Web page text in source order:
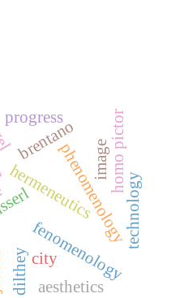
diltheyfenomenology
hermeneutics
phenomenology
brentano
technology
progress
city
imagehomo pictor
aesthetics